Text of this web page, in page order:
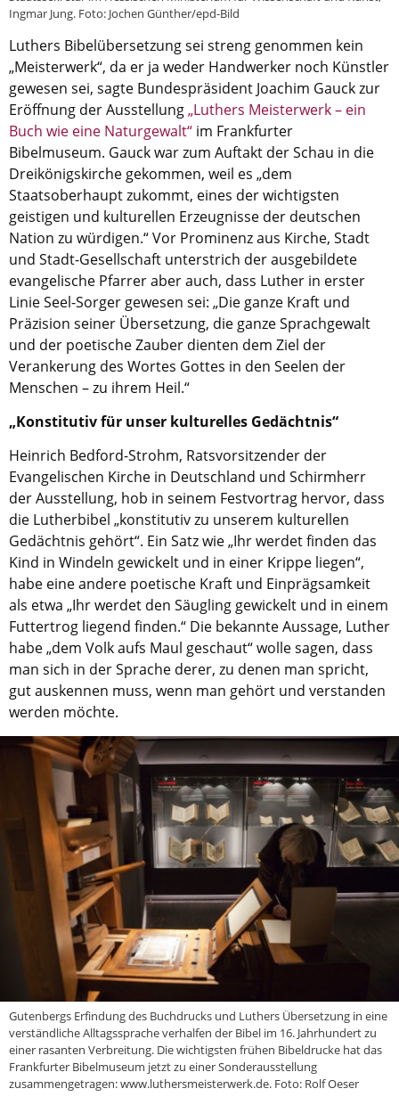
Impressum
Hinweis
Diese Website wurde am 28. November 2017
archiviert. Neues Online-Angebot:Evangelische
Kirche in Frankfurt.
Ingmar Jung. Foto: Jochen Günther/epd-Bild
Luthers Bibelübersetzung sei streng genommen kein
„Meisterwerk“, da er ja weder Handwerker noch Künstler
gewesen sei, sagte Bundespräsident Joachim Gauck zur
Eröffnung der Ausstellung„Luthers Meisterwerk – ein
Buch wie eine Naturgewalt“ im Frankfurter
Bibelmuseum. Gauck war zum Auftakt der Schau in die
Dreikönigskirche gekommen, weil es „dem
Staatsoberhaupt zukommt, eines der wichtigsten
geistigen und kulturellen Erzeugnisse der deutschen
Nation zu würdigen.“ Vor Prominenz aus Kirche, Stadt
und Stadt-Gesellschaft unterstrich der ausgebildete
evangelische Pfarrer aber auch, dass Luther in erster
Linie Seel-Sorger gewesen sei: „Die ganze Kraft und
Präzision seiner Übersetzung, die ganze Sprachgewalt
und der poetische Zauber dienten dem Ziel der
Verankerung des Wortes Gottes in den Seelen der
Menschen – zu ihrem Heil.“
„Konstitutiv für unser kulturelles Gedächtnis“
Heinrich Bedford-Strohm, Ratsvorsitzender der
Evangelischen Kirche in Deutschland und Schirmherr
der Ausstellung, hob in seinem Festvortrag hervor, dass
die Lutherbibel „konstitutiv zu unserem kulturellen
Gedächtnis gehört“. Ein Satz wie „Ihr werdet finden das
Kind in Windeln gewickelt und in einer Krippe liegen“,
habe eine andere poetische Kraft und Einprägsamkeit
als etwa „Ihr werdet den Säugling gewickelt und in einem
Futtertrog liegend finden.“ Die bekannte Aussage, Luther
habe „dem Volk aufs Maul geschaut“ wolle sagen, dass
man sich in der Sprache derer, zu denen man spricht,
gut auskennen muss, wenn man gehört und verstanden
werden möchte.
Gutenbergs Erfindung des Buchdrucks und Luthers Übersetzung in eine
verständliche Alltagssprache verhalfen der Bibel im 16. Jahrhundert zu
einer rasanten Verbreitung. Die wichtigsten frühen Bibeldrucke hat das
Frankfurter Bibelmuseum jetzt zu einer Sonderausstellung
zusammengetragen: www.luthersmeisterwerk.de. Foto: Rolf Oeser